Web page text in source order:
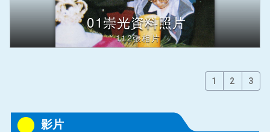
01崇光資料照片
112張相片
1 2 3
影片